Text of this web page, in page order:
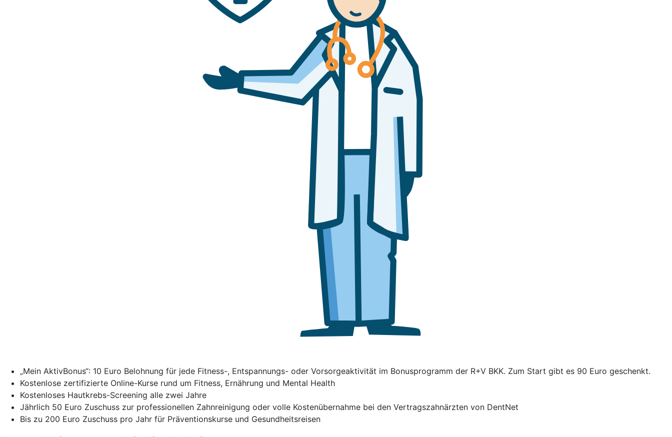
„Mein AktivBonus“: 10 Euro Belohnung für jede Fitness-, Entspannungs- oder Vorsorgeaktivität im Bonusprogramm der R+V BKK. Zum Start gibt es 90 Euro geschenkt.
Kostenlose zertifizierte Online-Kurse rund um Fitness, Ernährung und Mental Health
Kostenloses Hautkrebs-Screening alle zwei Jahre
Jährlich 50 Euro Zuschuss zur professionellen Zahnreinigung oder volle Kostenübernahme bei den Vertragszahnärzten von DentNet
Bis zu 200 Euro Zuschuss pro Jahr für Präventionskurse und Gesundheitsreisen